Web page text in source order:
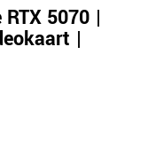
5070 |
|